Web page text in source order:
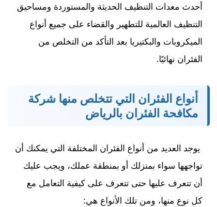
أحدث معدات التنظيف الحديثة والمستوردة ومساحيق
التنظيف العالمية للتطهير والقضاء على جميع أنواع
الميكروبات والبكتيريا بعد التأكد من التخلص من
الفئران نهائيًا.
أنواع الفئران التي تتخلص منها شركة
مكافحة الفئران بالرياض
يوجد العديد من أنواع الفئران المختلفة التي يمكنك أن
تواجهها سواء بمنزلك أو بمنطقة عملك، ويجب عليك
أن تتعرف عليها حتى تتعرف على كيفية التعامل مع
كل نوع منها، ومن تلك الأنواع هي: